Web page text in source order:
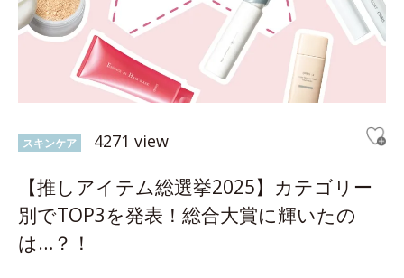
スキンケア 4271 view
【推しアイテム総選挙2025】カテゴリー
別でTOP3を発表！総合大賞に輝いたの
は…？！